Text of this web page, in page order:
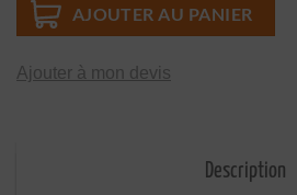
AJOUTER AU PANIER
Ajouter à mon devis
Description